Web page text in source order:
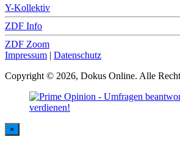
Y-Kollektiv
ZDF Info
ZDF Zoom
Impressum | Datenschutz
Copyright © 2026, Dokus Online. Alle
×